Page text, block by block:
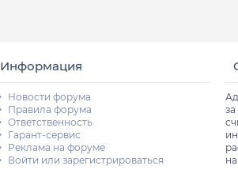
Информация
Новости форума
Правила форума
Ответственность
Гарант-сервис
Реклама на форуме
Войти или зарегистрироваться